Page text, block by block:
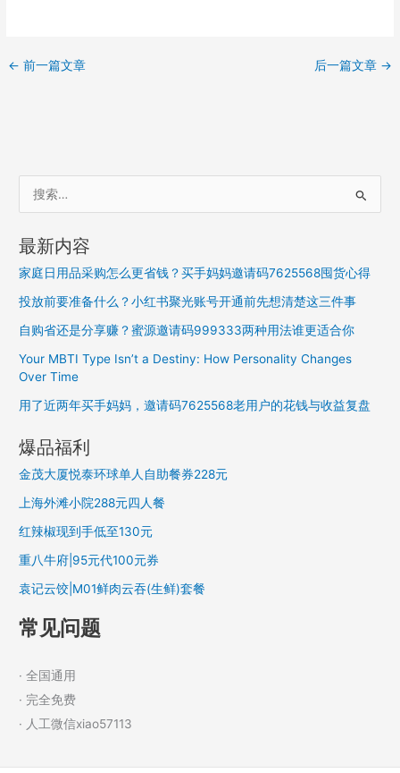
← 前一篇文章 后一篇文章 →
索
最新内容
家庭日用品采购怎么更省钱？买手妈妈邀请码7625568囤货心得
投放前要准备什么？小红书聚光账号开通前先想清楚这三件事
自购省还是分享赚？蜜源邀请码999333两种用法谁更适合你
Your MBTI Type Isn’t a Destiny: How Personality Changes
Over Time
用了近两年买手妈妈，邀请码7625568老用户的花钱与收益复盘
爆品福利
金茂大厦悦泰环球单人自助餐券228元
上海外滩小院288元四人餐
红辣椒现到手低至130元
重八牛府|95元代100元券
袁记云饺|M01鲜肉云吞(生鲜)套餐
常见问题
· 全国通用
· 完全免费
· 人工微信xiao57113